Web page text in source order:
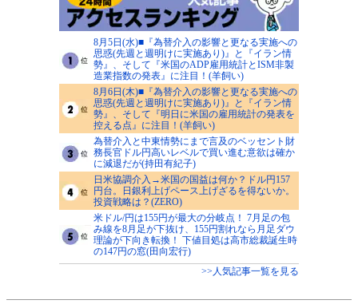
8月5日(水)■『為替介入の影響と更なる実施への
思惑(先週と週明けに実施あり)』と『イラン情
勢』、そして『米国のADP雇用統計とISM非製
造業指数の発表』に注目！(羊飼い)
8月6日(木)■『為替介入の影響と更なる実施への
思惑(先週と週明けに実施あり)』と『イラン情
勢』、そして『明日に米国の雇用統計の発表を
控える点』に注目！(羊飼い)
為替介入と中東情勢にまで言及のベッセント財
務長官ドル円高いレベルで買い進む意欲は確か
に減退だが(持田有紀子)
日米協調介入→米国の国益は何か？ドル円157
円台。日銀利上げペース上げざるを得ないか。
投資戦略は？(ZERO)
米ドル/円は155円が最大の分岐点！ 7月足の包
み線を8月足が下抜け、155円割れなら月足ダウ
理論が下向き転換！ 下値目処は高市総裁誕生時
の147円の窓(田向宏行)
>>人気記事一覧を見る